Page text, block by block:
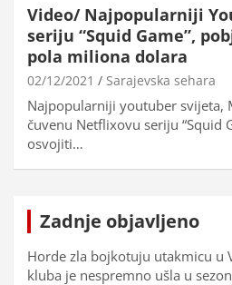
Video/ Najpopularniji
seriju “Squid Game”,
pola miliona dolara
02/12/2021 Sarajevska sehara
Najpopularniji youtuber svijeta,
čuvenu Netflixovu seriju “Squid
osvojiti…
Zadnje objavljeno
Horde zla bojkotuju utakmicu u
kluba je nespremno ušla u